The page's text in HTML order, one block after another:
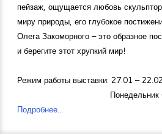
пейзаж, ощущается любовь
миру природы, его глубокое
Олега Закоморного – это образное
и берегите этот хрупкий мир!
Режим работы выставки: 27.01 –
Понедельник –
Подробнее...